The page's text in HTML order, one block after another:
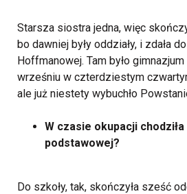
Starsza siostra jedna, więc
bo dawniej były oddziały, i zdała
Hoffmanowej. Tam było
wrześniu w czterdziestym
ale już niestety wybuchło
W czasie okupacji chodziła
podstawowej?
Do szkoły, tak, skończyła sześć